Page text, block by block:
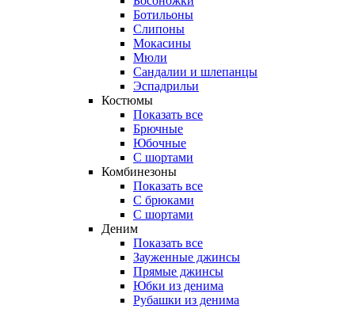
Ботильоны
Слипоны
Мокасины
Мюли
Сандалии и шлепанцы
Эспадрильи
Костюмы
Показать все
Брючные
Юбочные
С шортами
Комбинезоны
Показать все
С брюками
С шортами
Деним
Показать все
Зауженные джинсы
Прямые джинсы
Юбки из денима
Рубашки из денима